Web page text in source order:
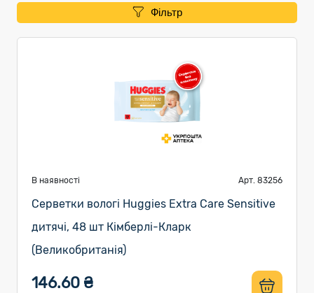
Фільтр
В наявності Арт. 83256
Серветки вологі Huggies Extra Care Sensitive
дитячі, 48 шт Кімберлі-Кларк
(Великобританія)
146.60 ₴